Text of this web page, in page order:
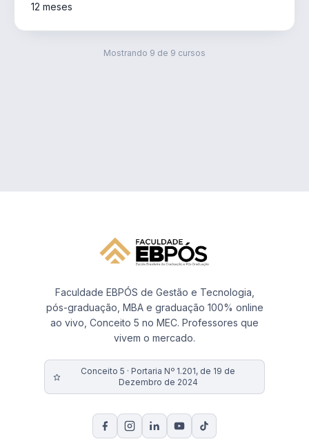
12 meses
Mostrando 9 de 9 cursos
Faculdade EBPÓS de Gestão e Tecnologia,
pós-graduação, MBA e graduação 100% online
ao vivo, Conceito 5 no MEC. Professores que
vivem o mercado.
Conceito 5 · Portaria Nº 1.201, de 19 de
Dezembro de 2024